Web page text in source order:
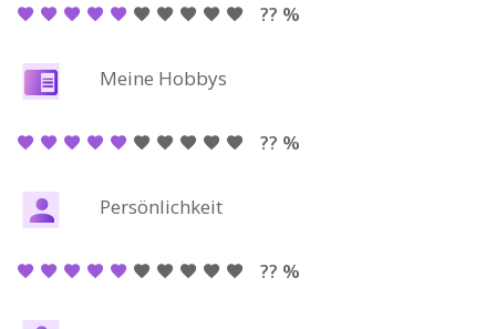
?? %
Meine Hobbys
?? %
Persönlichkeit
?? %